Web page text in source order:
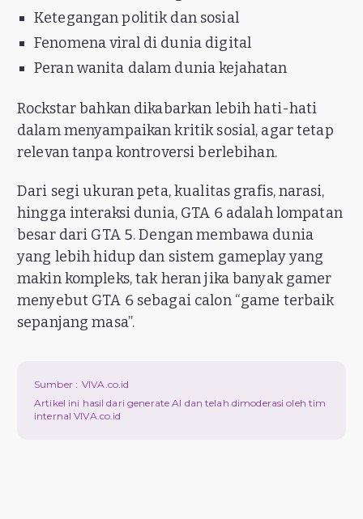
Ketegangan politik dan sosial
Fenomena viral di dunia digital
Peran wanita dalam dunia kejahatan
Rockstar bahkan dikabarkan lebih hati-hati
dalam menyampaikan kritik sosial, agar tetap
relevan tanpa kontroversi berlebihan.
Dari segi ukuran peta, kualitas grafis, narasi,
hingga interaksi dunia, GTA 6 adalah lompatan
besar dari GTA 5. Dengan membawa dunia
yang lebih hidup dan sistem gameplay yang
makin kompleks, tak heran jika banyak gamer
menyebut GTA 6 sebagai calon “game terbaik
sepanjang masa”.
Sumber : VIVA.co.id
Artikel ini hasil dari generate AI dan telah dimoderasi oleh tim
internal VIVA.co.id